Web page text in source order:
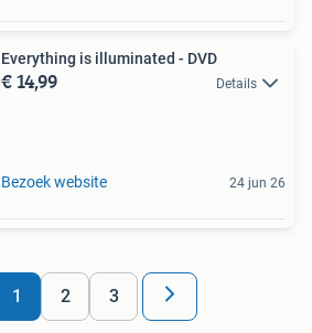
Everything is illuminated - DVD
€ 14,99 Details
Bezoek website 24 jun 26
1 2 3